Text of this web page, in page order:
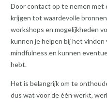
Door contact op te nemen met
krijgen tot waardevolle
workshops en mogelijkheden
kunnen je helpen bij het vinden
mindfulness en kunnen
hebt.
Het is belangrijk om te
dus wat voor de één werkt,